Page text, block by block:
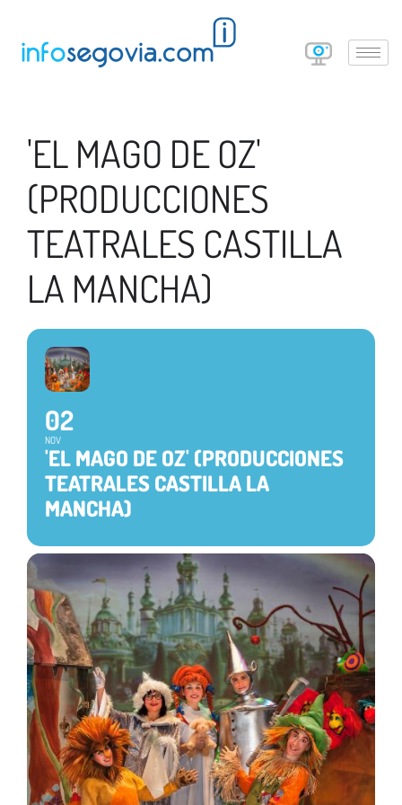
'EL MAGO DE OZ'
(PRODUCCIONES
TEATRALES CASTILLA
LA MANCHA)
02
NOV
'EL MAGO DE OZ' (PRODUCCIONES
TEATRALES CASTILLA LA
MANCHA)